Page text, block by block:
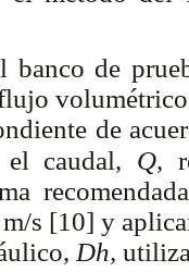
banco de
de
el caudal, Q,
s [10] y
Dh,